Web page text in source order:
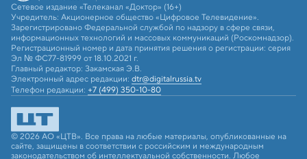
Сетевое издание «Телеканал «Доктор» (16+)
Учредитель: Акционерное общество «Цифровое Телевидение».
Зарегистрировано Федеральной службой по надзору в сфере связи,
информационных технологий и массовых коммуникаций (Роскомнадзор).
Регистрационный номер и дата принятия решения о регистрации: серия
Эл № ФС77-81999 от 18.10.2021 г.
Главный редактор: Закамская Э.В.
Электронный адрес редакции: dtr@digitalrussia.tv
Телефон редакции: +7 (499) 350-10-80
© 2026 АО «ЦТВ». Все права на любые материалы, опубликованные на
сайте, защищены в соответствии с российским и международным
законодательством об интеллектуальной собственности. Любое